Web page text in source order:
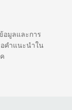
อมูลและการ
คำแนะนำใน